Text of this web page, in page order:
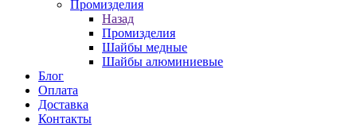
Промизделия
Назад
Промизделия
Шайбы медные
Шайбы алюминиевые
Блог
Оплата
Доставка
Контакты